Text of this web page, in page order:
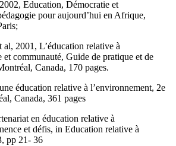
Education, Démocratie et
pour aujourd’hui en Afrique,
2001, L’éducation relative à
et communauté, Guide de pratique et de
Canada, 170 pages.
éducation relative à l’environnement, 2e
Canada, 361 pages
en éducation relative à
et défis, in Education relative à
pp 21- 36